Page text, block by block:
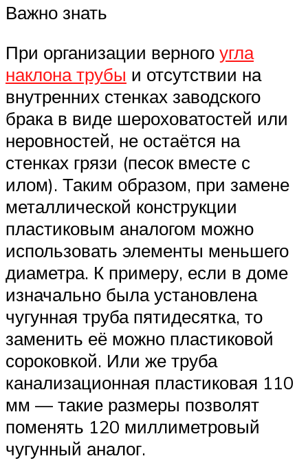
Важно знать
При организации верного угла
наклона трубы и отсутствии на
внутренних стенках заводского
брака в виде шероховатостей или
неровностей, не остаётся на
стенках грязи (песок вместе с
илом). Таким образом, при замене
металлической конструкции
пластиковым аналогом можно
использовать элементы меньшего
диаметра. К примеру, если в доме
изначально была установлена
чугунная труба пятидесятка, то
заменить её можно пластиковой
сороковкой. Или же труба
канализационная пластиковая 110
мм — такие размеры позволят
поменять 120 миллиметровый
чугунный аналог.